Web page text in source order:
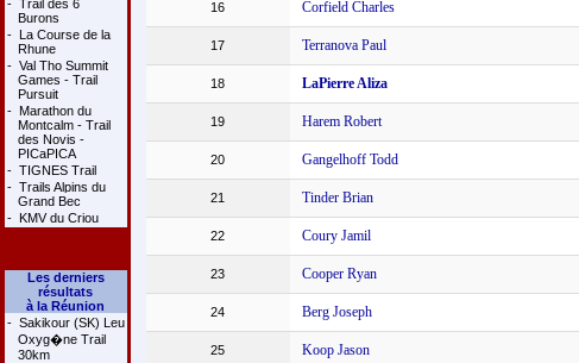
- Trail des 6
Burons
- La Course de la
Rhune
- Val Tho Summit
Games - Trail
Pursuit
- Marathon du
Montcalm - Trail
des Novis -
PICaPICA
- TIGNES Trail
- Trails Alpins du
Grand Bec
- KMV du Criou
Les derniers
résultats
à la Réunion
- Sakikour (SK) Leu
Oxyg�ne Trail
30km
16 Corfield Charles
17 Terranova Paul
18 LaPierre Aliza
19 Harem Robert
20 Gangelhoff Todd
21 Tinder Brian
22 Coury Jamil
23 Cooper Ryan
24 Berg Joseph
25 Koop Jason